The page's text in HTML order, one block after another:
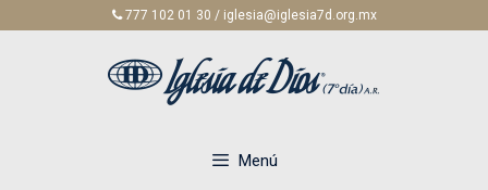
777 102 01 30 / iglesia@iglesia7d.org.mx
Menú